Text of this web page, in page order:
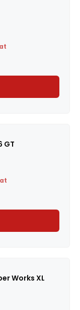
GT
Works XL